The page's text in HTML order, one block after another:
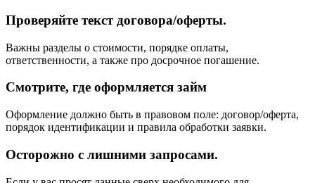
Проверяйте текст договора/оферты.
Важны разделы о стоимости, порядке оплаты,
ответственности, а также про досрочное погашение.
Смотрите, где оформляется займ
Оформление должно быть в правовом поле: договор/оферта,
порядок идентификации и правила обработки заявки.
Осторожно с лишними запросами.